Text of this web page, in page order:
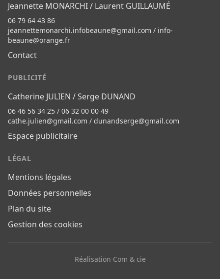
Jeannette MONARCHI / Laurent GUILLAUMÉ
06 79 64 43 86
jeannettemonarchi.infobeaune@gmail.com / info-
beaune@orange.fr
Contact
PUBLICITÉ
Catherine JULIEN / Serge DUNAND
06 46 56 34 25 / 06 32 00 00 49
cathe.julien@gmail.com / dunandserge@gmail.com
Espace publicitaire
LÉGAL
Mentions légales
Données personnelles
Plan du site
Gestion des cookies
Réalisation Com & cie